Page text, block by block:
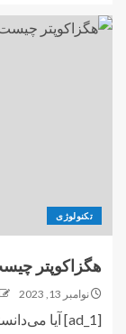
تکنولوژی
هگزاکوپتر
نوامبر 13, 2023